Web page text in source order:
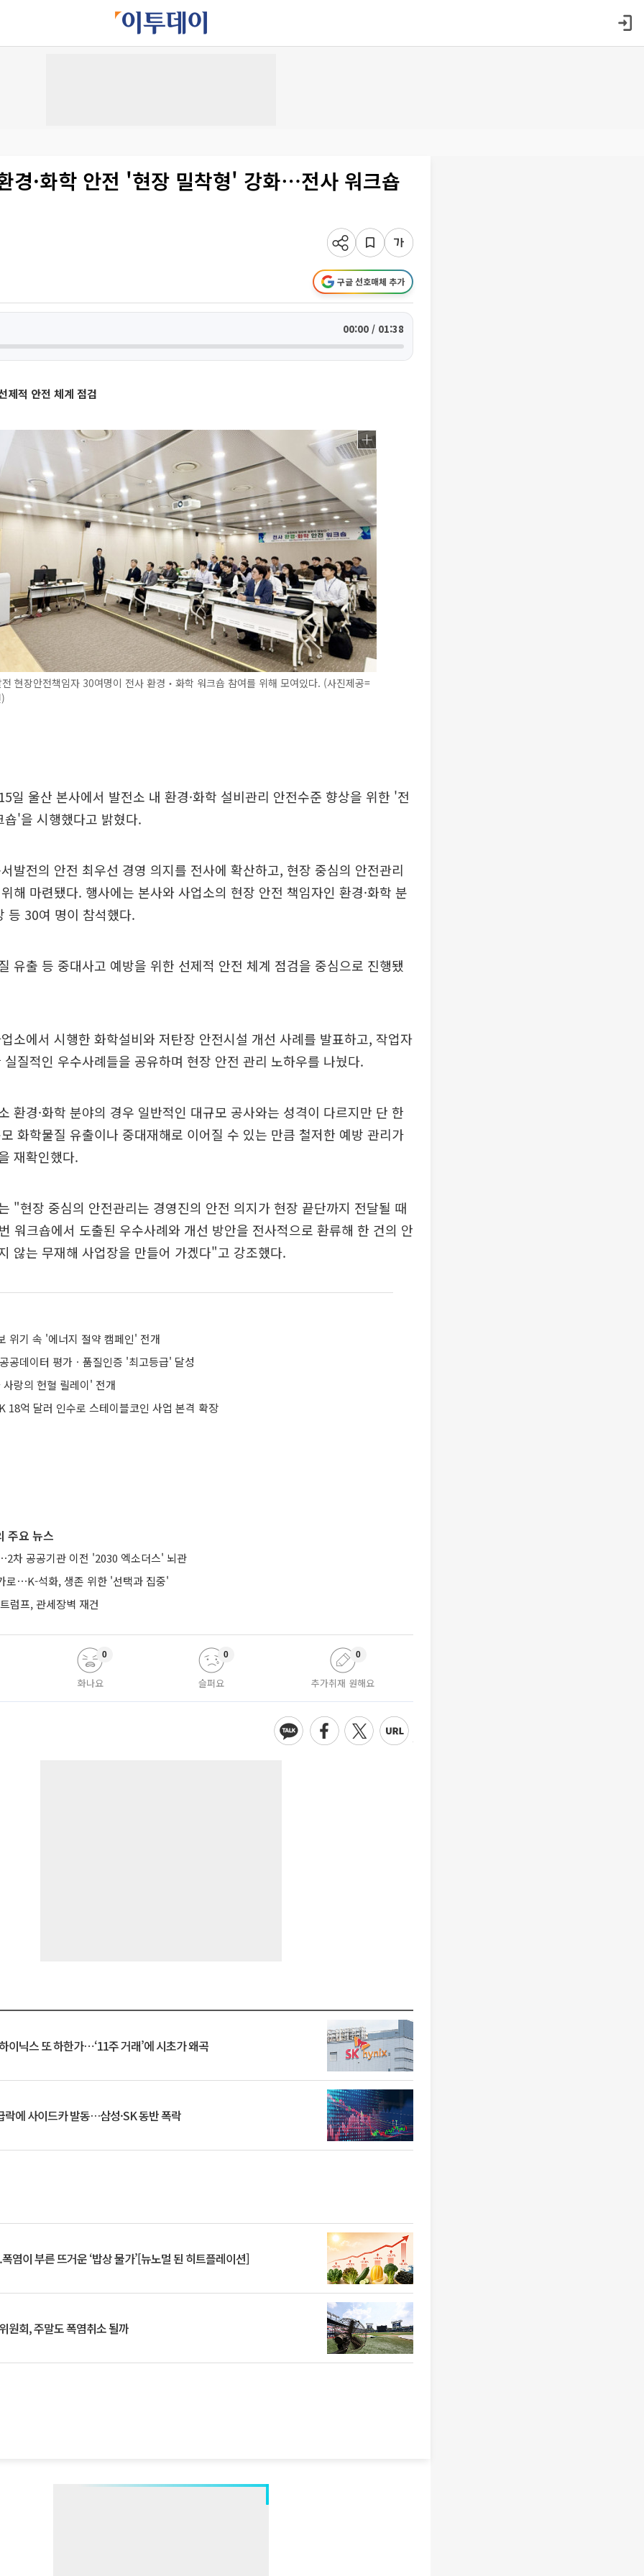
경·화학 안전 '현장 밀착형' 강화⋯전사 워크숍
구글 선호매체 추가
00:00 / 01:38
제적 안전 체계 점검
현장안전책임자 30여명이 전사 환경‧화학 워크숍 참여를 위해 모여있다. (사진제공=
일 울산 본사에서 발전소 내 환경·화학 설비관리 안전수준 향상을 위한 '전
숍'을 시행했다고 밝혔다.
발전의 안전 최우선 경영 의지를 전사에 확산하고, 현장 중심의 안전관리
해 마련됐다. 행사에는 본사와 사업소의 현장 안전 책임자인 환경·화학 분
등 30여 명이 참석했다.
유출 등 중대사고 예방을 위한 선제적 안전 체계 점검을 중심으로 진행됐
소에서 시행한 화학설비와 저탄장 안전시설 개선 사례를 발표하고, 작업자
질적인 우수사례들을 공유하며 현장 안전 관리 노하우를 나눴다.
환경·화학 분야의 경우 일반적인 대규모 공사와는 성격이 다르지만 단 한
화학물질 유출이나 중대재해로 이어질 수 있는 만큼 철저한 예방 관리가
재확인했다.
"현장 중심의 안전관리는 경영진의 안전 의지가 현장 끝단까지 전달될 때
워크숍에서 도출된 우수사례와 개선 방안을 전사적으로 환류해 한 건의 안
않는 무재해 사업장을 만들어 가겠다"고 강조했다.
위기 속 '에너지 절약 캠페인' 전개
공데이터 평가ㆍ품질인증 '최고등급' 달성
랑의 헌혈 릴레이' 전개
18억 달러 인수로 스테이블코인 사업 본격 확장
주요 뉴스
차 공공기관 이전 '2030 엑소더스' 뇌관
로⋯K-석화, 생존 위한 '선택과 집중'
럼프, 관세장벽 재건
화나요
0
슬퍼요
0
추가취재 원해요
0
이닉스 또 하한가⋯‘11주 거래’에 시초가 왜곡
락에 사이드카 발동…삼성·SK 동반 폭락
염이 부른 뜨거운 ‘밥상 물가’[뉴노멀 된 히트플레이션]
원회, 주말도 폭염취소 될까